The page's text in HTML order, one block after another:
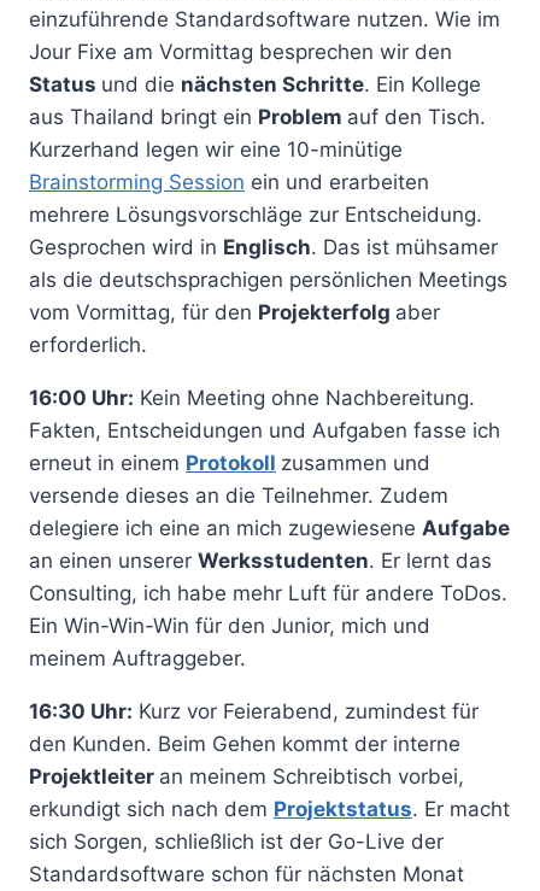
einzuführende Standardsoftware nutzen. Wie im
Jour Fixe am Vormittag besprechen wir den
Status und die nächsten Schritte. Ein Kollege
aus Thailand bringt ein Problem auf den Tisch.
Kurzerhand legen wir eine 10-minütige
Brainstorming Session ein und erarbeiten
mehrere Lösungsvorschläge zur Entscheidung.
Gesprochen wird in Englisch. Das ist mühsamer
als die deutschsprachigen persönlichen Meetings
vom Vormittag, für den Projekterfolg aber
erforderlich.
16:00 Uhr: Kein Meeting ohne Nachbereitung.
Fakten, Entscheidungen und Aufgaben fasse ich
erneut in einem Protokoll zusammen und
versende dieses an die Teilnehmer. Zudem
delegiere ich eine an mich zugewiesene Aufgabe
an einen unserer Werksstudenten. Er lernt das
Consulting, ich habe mehr Luft für andere ToDos.
Ein Win-Win-Win für den Junior, mich und
meinem Auftraggeber.
16:30 Uhr: Kurz vor Feierabend, zumindest für
den Kunden. Beim Gehen kommt der interne
Projektleiter an meinem Schreibtisch vorbei,
erkundigt sich nach dem Projektstatus. Er macht
sich Sorgen, schließlich ist der Go-Live der
Standardsoftware schon für nächsten Monat